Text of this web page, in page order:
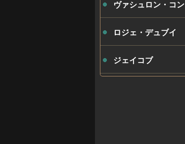
ヴァシュロン・コン
スタンタン
ロジェ・デュブイ
ジェイコブ